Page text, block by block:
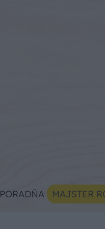
PORADŇA MAJSTER